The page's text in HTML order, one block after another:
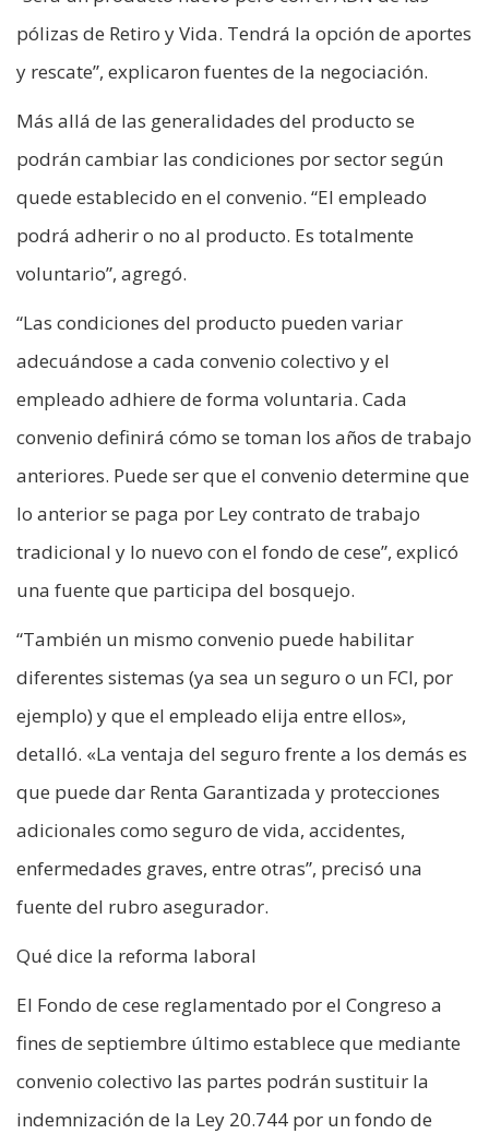
pólizas de Retiro y Vida. Tendrá la opción de aportes
y rescate”, explicaron fuentes de la negociación.
Más allá de las generalidades del producto se
podrán cambiar las condiciones por sector según
quede establecido en el convenio. “El empleado
podrá adherir o no al producto. Es totalmente
voluntario”, agregó.
“Las condiciones del producto pueden variar
adecuándose a cada convenio colectivo y el
empleado adhiere de forma voluntaria. Cada
convenio definirá cómo se toman los años de trabajo
anteriores. Puede ser que el convenio determine que
lo anterior se paga por Ley contrato de trabajo
tradicional y lo nuevo con el fondo de cese”, explicó
una fuente que participa del bosquejo.
“También un mismo convenio puede habilitar
diferentes sistemas (ya sea un seguro o un FCI, por
ejemplo) y que el empleado elija entre ellos»,
detalló. «La ventaja del seguro frente a los demás es
que puede dar Renta Garantizada y protecciones
adicionales como seguro de vida, accidentes,
enfermedades graves, entre otras”, precisó una
fuente del rubro asegurador.
Qué dice la reforma laboral
El Fondo de cese reglamentado por el Congreso a
fines de septiembre último establece que mediante
convenio colectivo las partes podrán sustituir la
indemnización de la Ley 20.744 por un fondo de